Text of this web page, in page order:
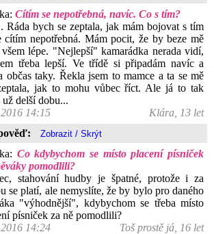
Cítím se nepotřebná, navíc. Co s tím?
Ráda bych se zeptala, jak mám bojovat s tím
cítím nepotřebná. Mám pocit, že by beze mě
lépe. "Nejlepší" kamarádka nerada vidí,
třeba lepší. Ve třídě si připadám navíc a
občas taky. Řekla jsem to mamce a ta se mě
jak to mohu vůbec říct. Ale já to tak
delší dobu...
14:15
Klára, 13 let
Co kdybychom se místo placení písniček
pomodlili?
stahování hudby je špatné, protože i za
se platí, ale nemyslíte, že by bylo pro daného
"výhodnější", kdybychom se třeba místo
písniček za ně pomodlili?
14:24
Toš prostě já, 16 let